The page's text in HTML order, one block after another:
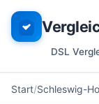
DSL
Start Schleswig-